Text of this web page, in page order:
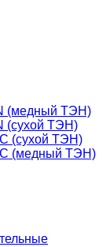
(медный ТЭН)
(сухой ТЭН)
(сухой ТЭН)
(медный ТЭН)